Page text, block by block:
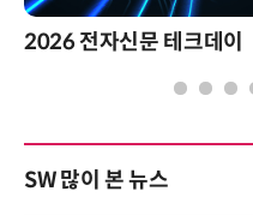
전자신문 테크데이
SW 많이 본 뉴스